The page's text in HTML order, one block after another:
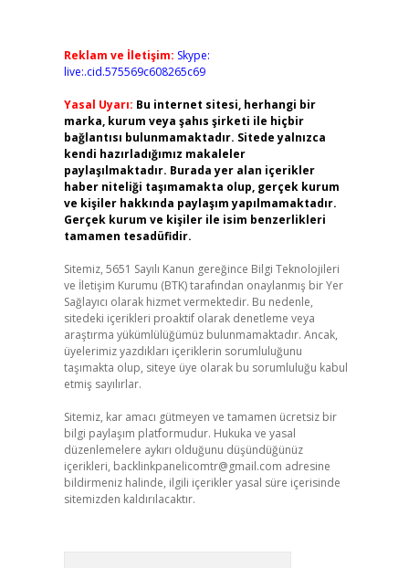
Reklam ve İletişim: Skype:
live:.cid.575569c608265c69
Yasal Uyarı: Bu internet sitesi, herhangi bir
marka, kurum veya şahıs şirketi ile hiçbir
bağlantısı bulunmamaktadır. Sitede yalnızca
kendi hazırladığımız makaleler
paylaşılmaktadır. Burada yer alan içerikler
haber niteliği taşımamakta olup, gerçek kurum
ve kişiler hakkında paylaşım yapılmamaktadır.
Gerçek kurum ve kişiler ile isim benzerlikleri
tamamen tesadüfidir.
Sitemiz, 5651 Sayılı Kanun gereğince Bilgi Teknolojileri
ve İletişim Kurumu (BTK) tarafından onaylanmış bir Yer
Sağlayıcı olarak hizmet vermektedir. Bu nedenle,
sitedeki içerikleri proaktif olarak denetleme veya
araştırma yükümlülüğümüz bulunmamaktadır. Ancak,
üyelerimiz yazdıkları içeriklerin sorumluluğunu
taşımakta olup, siteye üye olarak bu sorumluluğu kabul
etmiş sayılırlar.
Sitemiz, kar amacı gütmeyen ve tamamen ücretsiz bir
bilgi paylaşım platformudur. Hukuka ve yasal
düzenlemelere aykırı olduğunu düşündüğünüz
içerikleri, backlinkpanelicomtr@gmail.com adresine
bildirmeniz halinde, ilgili içerikler yasal süre içerisinde
sitemizden kaldırılacaktır.